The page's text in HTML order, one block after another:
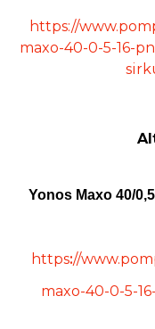
https://
maxo-40-0-5-16-
Yonos Maxo 40/
https://
maxo-40-0-5-